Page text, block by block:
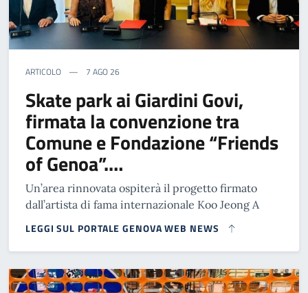
ARTICOLO 7 AGO 26
Skate park ai Giardini Govi,
firmata la convenzione tra
Comune e Fondazione “Friends
of Genoa”.…
Un’area rinnovata ospiterà il progetto firmato
dall’artista di fama internazionale Koo Jeong A
LEGGI SUL PORTALE GENOVA WEB NEWS